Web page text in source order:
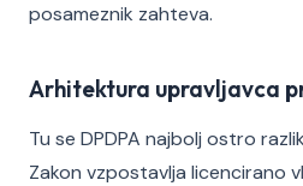
posameznik zahteva.
Arhitektura upravljavca
Tu se DPDPA najbolj ostro
Zakon vzpostavlja licencirano